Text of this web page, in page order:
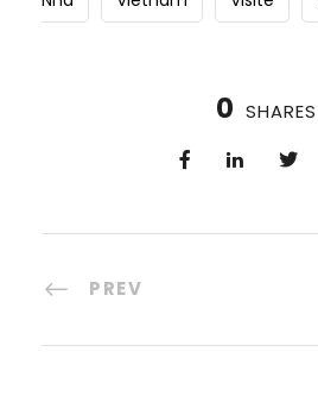
0 SHARES
PREV